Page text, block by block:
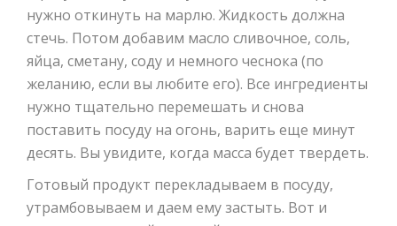
нужно откинуть на марлю. Жидкость должна
стечь. Потом добавим масло сливочное, соль,
яйца, сметану, соду и немного чеснока (по
желанию, если вы любите его). Все ингредиенты
нужно тщательно перемешать и снова
поставить посуду на огонь, варить еще минут
десять. Вы увидите, когда масса будет твердеть.
Готовый продукт перекладываем в посуду,
утрамбовываем и даем ему застыть. Вот и